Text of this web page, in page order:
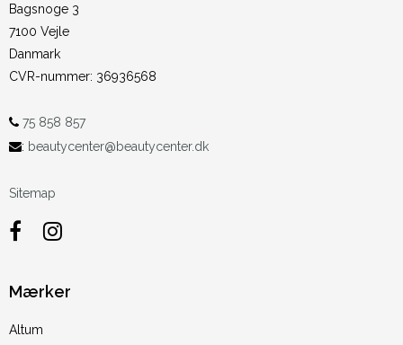
Bagsnoge 3
7100 Vejle
Danmark
CVR-nummer: 36936568
75 858 857
: beautycenter@beautycenter.dk
Sitemap
Mærker
Altum